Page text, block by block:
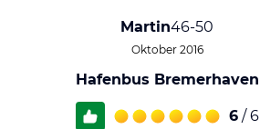
Martin46-50
Oktober 2016
Hafenbus Bremerhaven
6 / 6